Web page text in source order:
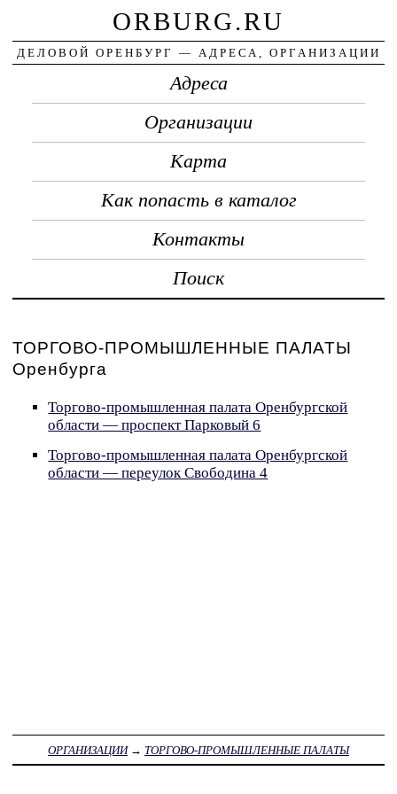
ORBURG.RU
ДЕЛОВОЙ ОРЕНБУРГ — АДРЕСА, ОРГАНИЗАЦИИ
Адреса
Организации
Карта
Как попасть в каталог
Контакты
Поиск
ТОРГОВО-ПРОМЫШЛЕННЫЕ ПАЛАТЫ
Оренбурга
Торгово-промышленная палата Оренбургской
области — проспект Парковый 6
Торгово-промышленная палата Оренбургской
области — переулок Свободина 4
ОРГАНИЗАЦИИ→ ТОРГОВО-ПРОМЫШЛЕННЫЕ ПАЛАТЫ